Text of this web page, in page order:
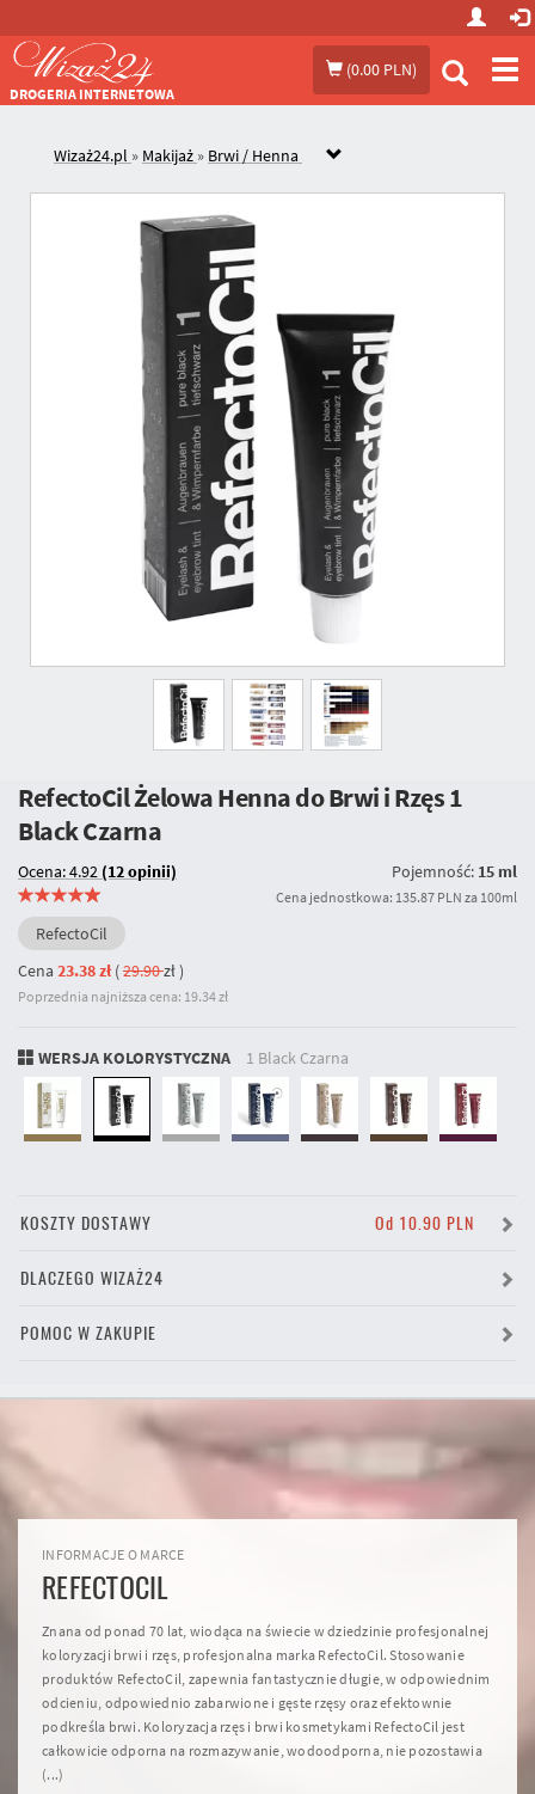
(0.00 PLN)
DROGERIA INTERNETOWA
Wizaż24.pl » Makijaż » Brwi / Henna
RefectoCil Żelowa Henna do Brwi i Rzęs1
Black Czarna
Ocena: 4.92 (12 opinii) Pojemność: 15 ml
Cena jednostkowa: 135.87 PLN za 100ml
RefectoCil
Cena 23.38 zł(29.90zł)
Poprzednia najniższa cena: 19.34 zł
WERSJA KOLORYSTYCZNA 1 Black Czarna
KOSZTY DOSTAWY Od 10.90 PLN
DLACZEGO WIZAŻ24
POMOC W ZAKUPIE
INFORMACJE O MARCE
REFECTOCIL
Znana od ponad 70 lat, wiodąca na świecie w dziedzinie profesjonalnej
koloryzacji brwi i rzęs, profesjonalna marka RefectoCil. Stosowanie
produktów RefectoCil, zapewnia fantastycznie długie, w odpowiednim
odcieniu, odpowiednio zabarwione i gęste rzęsy oraz efektownie
podkreśla brwi. Koloryzacja rzęs i brwi kosmetykami RefectoCil jest
całkowicie odporna na rozmazywanie, wodoodporna, nie pozostawia
(...)